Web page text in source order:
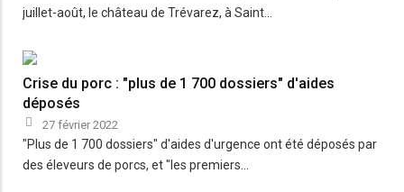
juillet-août, le château de Trévarez, à Saint…
Crise du porc : "plus de 1 700 dossiers" d'aides
déposés
27 février 2022
"Plus de 1 700 dossiers" d'aides d'urgence ont été déposés par
des éleveurs de porcs, et "les premiers…